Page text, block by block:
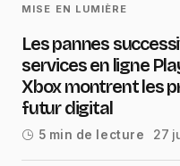
MISE EN LUMIÈRE
Les pannes
services en ligne
Xbox montrent les
futur digital
5 min de lecture 27